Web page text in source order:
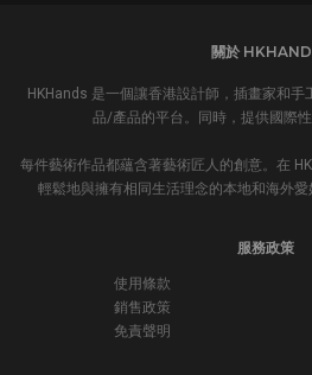
關於
HKHands 是一個讓香港設計師，插畫家和
品/產品的平台。同時，提供國際性
每件藝術作品都蘊含著藝術匠人的創意。在
輕鬆地與擁有相同生活理念的本地和海外愛
服務政策
使用條款
銷售政策
免責聲明